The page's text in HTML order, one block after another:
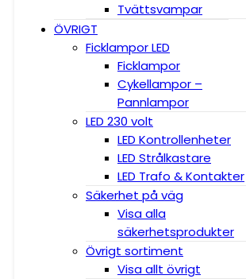
Tvättsvampar
ÖVRIGT
Ficklampor LED
Ficklampor
Cykellampor –
Pannlampor
LED 230 volt
LED Kontrollenheter
LED Strålkastare
LED Trafo & Kontakter
Säkerhet på väg
Visa alla
säkerhetsprodukter
Övrigt sortiment
Visa allt övrigt